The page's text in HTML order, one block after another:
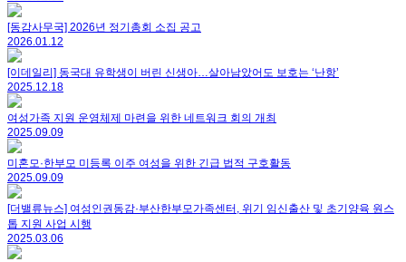
[동감사무국] 2026년 정기총회 소집 공고
2026.01.12
[이데일리] 동국대 유학생이 버린 신생아…살아남았어도 보호는 ‘난항’
2025.12.18
여성가족 지원 운영체제 마련을 위한 네트워크 회의 개최
2025.09.09
미혼모·한부모 미등록 이주 여성을 위한 긴급 법적 구호활동
2025.09.09
[더밸류뉴스] 여성인권동감·부산한부모가족센터, 위기 임신출산 및 초기양육 원스
톱 지원 사업 시행
2025.03.06